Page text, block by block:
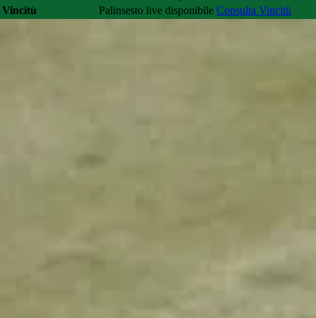
Vincitù
Palinsesto live disponibile Consulta Vincitù